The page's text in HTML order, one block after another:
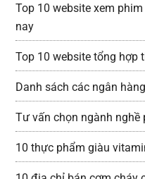
Top 10 website xem
nay
Top 10 website tổng hợp
Danh sách các ngân
Tư vấn chọn ngành nghề
10 thực phẩm giàu